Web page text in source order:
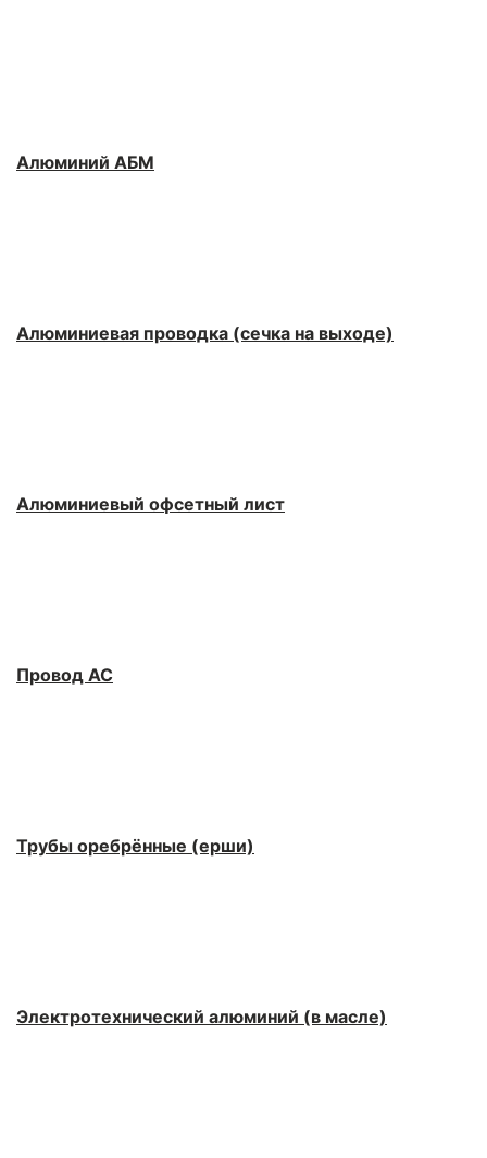
Алюминий АБМ
Алюминиевая проводка (сечка на выходе)
Алюминиевый офсетный лист
Провод АС
Трубы оребрённые (ерши)
Электротехнический алюминий (в масле)